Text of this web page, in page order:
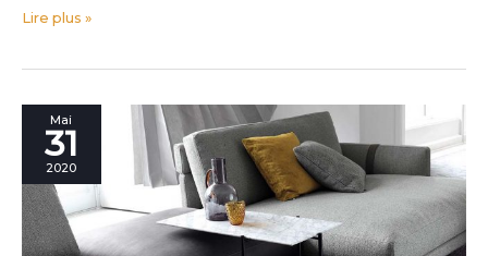
Lire plus »
Mai
31
2020
design
apprécié
au
monde